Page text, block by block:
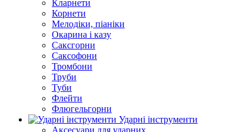
Кларнети
Корнети
Мелодіки, піаніки
Окарина і казу
Саксгорни
Саксофони
Тромбони
Труби
Туби
Флейти
Флюгельгорни
Ударні інструменти
Аксесуари для ударних